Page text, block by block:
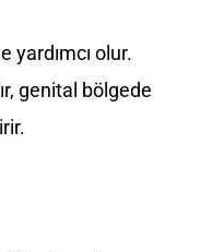
yardımcı olur.
genital bölgede